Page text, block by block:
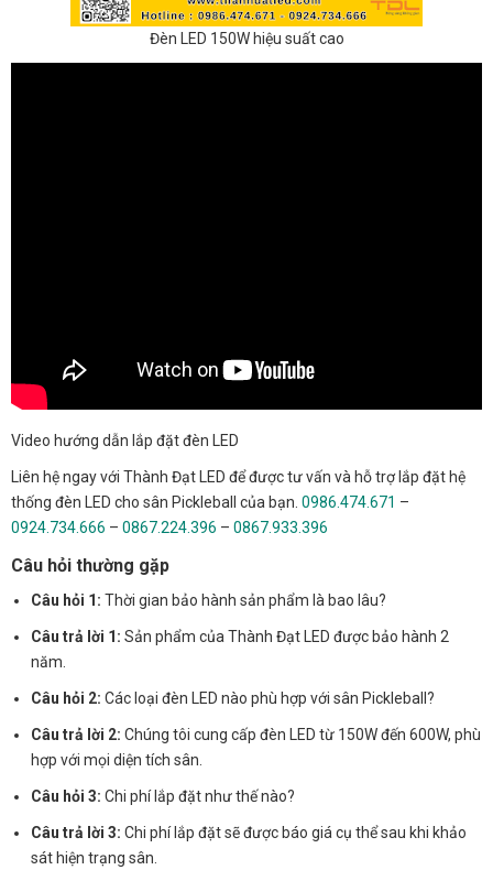
Đèn LED 150W hiệu suất cao
Video hướng dẫn lắp đặt đèn LED
Liên hệ ngay với Thành Đạt LED để được tư vấn và hỗ trợ lắp đặt hệ
thống đèn LED cho sân Pickleball của bạn. 0986.474.671 –
0924.734.666 – 0867.224.396 – 0867.933.396
Câu hỏi thường gặp
Câu hỏi 1: Thời gian bảo hành sản phẩm là bao lâu?
Câu trả lời 1: Sản phẩm của Thành Đạt LED được bảo hành 2
năm.
Câu hỏi 2: Các loại đèn LED nào phù hợp với sân Pickleball?
Câu trả lời 2: Chúng tôi cung cấp đèn LED từ 150W đến 600W, phù
hợp với mọi diện tích sân.
Câu hỏi 3: Chi phí lắp đặt như thế nào?
Câu trả lời 3: Chi phí lắp đặt sẽ được báo giá cụ thể sau khi khảo
sát hiện trạng sân.